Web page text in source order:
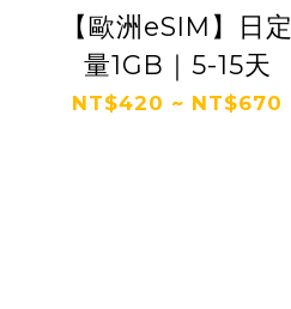
【歐洲eSIM】日定
量1GB｜5-15天
NT$420 ~ NT$670